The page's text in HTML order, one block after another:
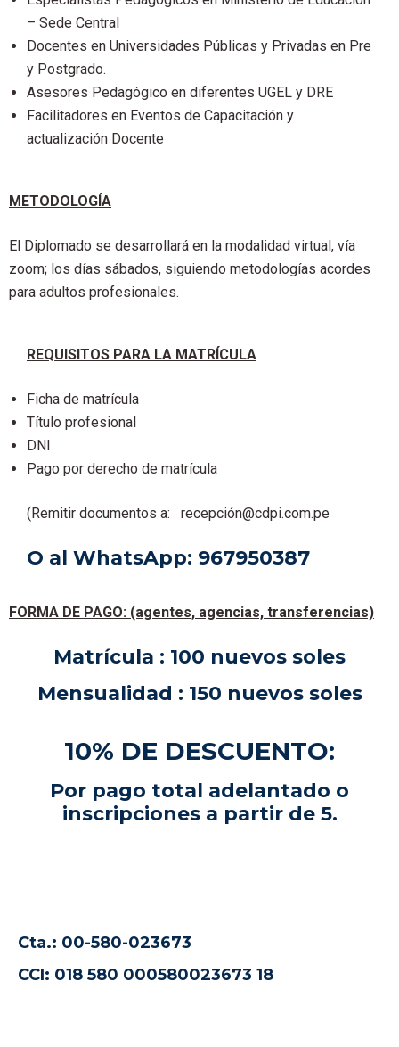
– Sede Central
Docentes en Universidades Públicas y Privadas en Pre
y Postgrado.
Asesores Pedagógico en diferentes UGEL y DRE
Facilitadores en Eventos de Capacitación y
actualización Docente
METODOLOGÍA
El Diplomado se desarrollará en la modalidad virtual, vía
zoom; los días sábados, siguiendo metodologías acordes
para adultos profesionales.
REQUISITOS PARA LA MATRÍCULA
Ficha de matrícula
Título profesional
DNI
Pago por derecho de matrícula
(Remitir documentos a: recepción@cdpi.com.pe
O al WhatsApp: 967950387
FORMA DE PAGO: (agentes, agencias, transferencias)
Matrícula : 100 nuevos soles
Mensualidad : 150 nuevos soles
10% DE DESCUENTO:
Por pago total adelantado o
inscripciones a partir de 5.
Cta.: 00-580-023673
CCI: 018 580 000580023673 18